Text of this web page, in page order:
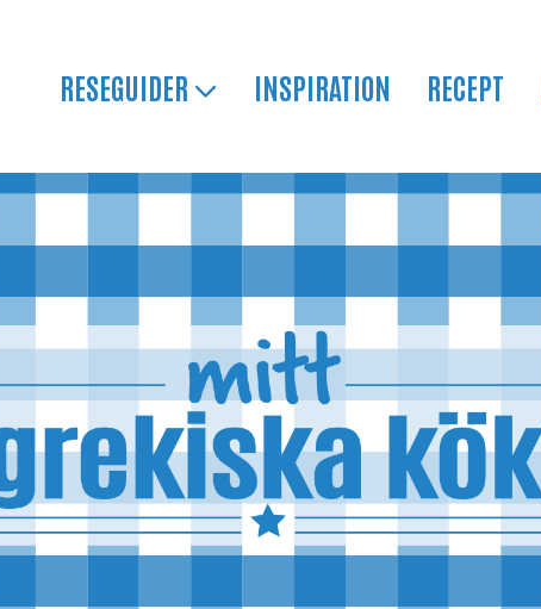
RESEGUIDER INSPIRATION RECEPT